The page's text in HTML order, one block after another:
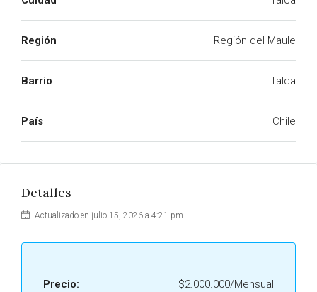
Región Región del Maule
Barrio Talca
País Chile
Detalles
Actualizado en julio 15, 2026 a 4:21 pm
Precio: $2.000.000/Mensual